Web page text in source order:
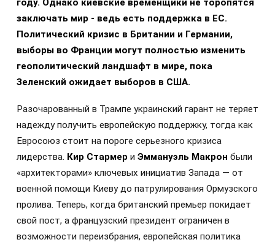
заключать мир - ведь есть поддержка в ЕС.
Политический кризис в Британии и Германии,
выборы во Франции могут полностью изменить
геополитический ландшафт в мире, пока
Зеленский ожидает выборов в США.
Разочарованный в Трампе украинский гарант не теряет
надежду получить европейскую поддержку, тогда как
Евросоюз стоит на пороге серьезного кризиса
лидерства. Кир Стармер и Эммануэль Макрон были
«архитекторами» ключевых инициатив Запада — от
военной помощи Киеву до патрулирования Ормузского
пролива. Теперь, когда британский премьер покидает
свой пост, а французский президент ограничен в
возможности переизбрания, европейская политика